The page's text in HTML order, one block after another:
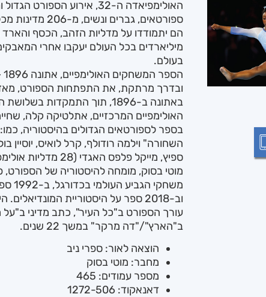
ספורטאים, גברים ונשים, מ-206 מדינות מכל היבשות.
מיליארדים בכל העולם יעקבו אחרי
בעולם.
ובדרך מרתקת, את התפתחות הספורט, מאז
באתונה ב-1896, תוך התמקדות בשלושת הענפים
האולימפיים המרכזיים, אתלטיקה קלה,
בספר לספורטאים הגדולים בהיסטוריה,
השחורה" וילמה רודולף, קרל לואיס, יוסיין
ספיץ, מייקל פלפס האגדי (28 מדליות אולימפיות!) אגנס קלטי וסימון ביילס.
וב-2018 ספר על היסטוריית
עורך הספורט ב"כל העיר", כתב מדיני
ב"הארץ"/"דה מרקר" במשך 22 שנים.
הוצאה לאור: ספרי ניב
מחבר: מוטי בסוק
מספר עמודים: 465
דאנאקוד: 1272-506